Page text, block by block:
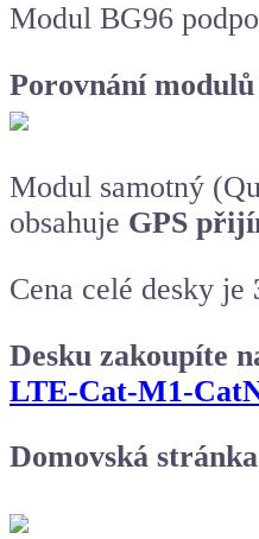
Modul BG96
Porovnání
Modul samotný
obsahuje GPS
Cena celé desky je
Desku zakoupíte
LTE-Cat-M1-
Domovská